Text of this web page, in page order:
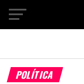
POLÍTICA